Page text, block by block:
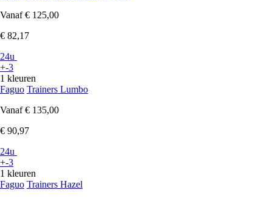
Vanaf € 125,00
€ 82,17
24u
+-3
1 kleuren
Faguo Trainers Lumbo
Vanaf € 135,00
€ 90,97
24u
+-3
1 kleuren
Faguo Trainers Hazel